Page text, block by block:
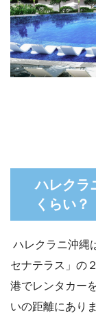
ハレクラ
くらい？
ハレクラニ沖縄
セナテラス」の
港でレンタカー
いの距離にあり